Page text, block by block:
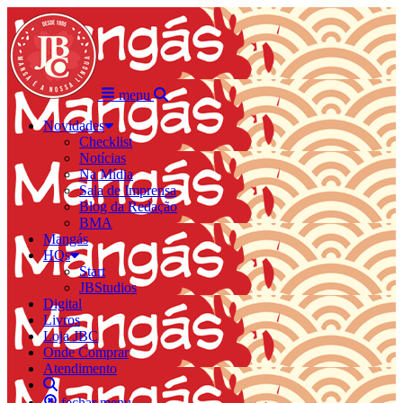
menu
Novidades
Checklist
Notícias
Na Mídia
Sala de Imprensa
Blog da Redação
BMA
Mangás
HQs
Start
JBStudios
Digital
Livros
Loja JBC
Onde Comprar
Atendimento